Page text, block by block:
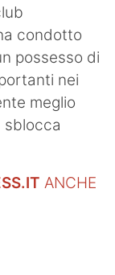
condotto
possesso di
nei
meglio
sblocca
ANCHE